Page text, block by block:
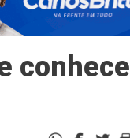
conhece